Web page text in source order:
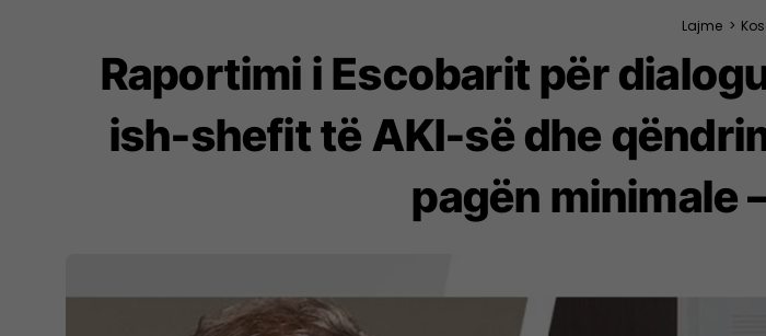
Lajme >
Raportimi i Escobarit për
ish-shefit të AKI-së dhe
pagën minimale